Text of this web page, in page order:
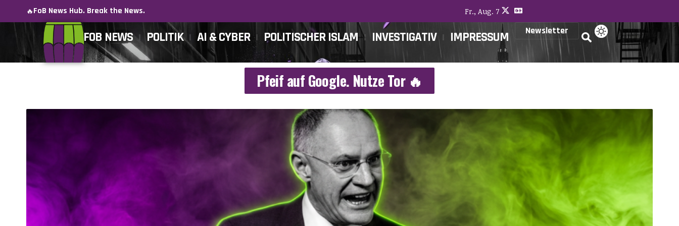
🔥FoB News Hub. Break the News. Fr., Aug. 7
FOB NEWS POLITIK AI & CYBER POLITISCHER ISLAM INVESTIGATIV IMPRESSUM Newsletter
Pfeif auf Google. Nutze Tor 🔥